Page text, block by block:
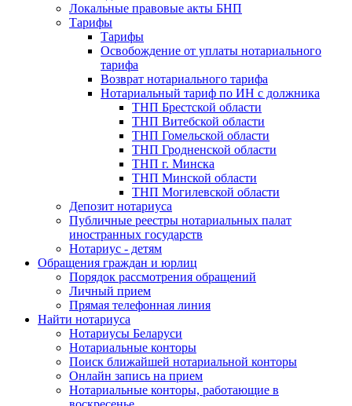
Локальные правовые акты БНП
Тарифы
Тарифы
Освобождение от уплаты нотариального
тарифа
Возврат нотариального тарифа
Нотариальный тариф по ИН с должника
ТНП Брестской области
ТНП Витебской области
ТНП Гомельской области
ТНП Гродненской области
ТНП г. Минска
ТНП Минской области
ТНП Могилевской области
Депозит нотариуса
Публичные реестры нотариальных палат
иностранных государств
Нотариус - детям
Обращения граждан и юрлиц
Порядок рассмотрения обращений
Личный прием
Прямая телефонная линия
Найти нотариуса
Нотариусы Беларуси
Нотариальные конторы
Поиск ближайшей нотариальной конторы
Онлайн запись на прием
Нотариальные конторы, работающие в